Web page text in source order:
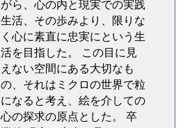
がら、心の内と現実での実践
生活、その歩みより、限りな
く心に素直に忠実にという生
活を目指した。 この目に見
えない空間にある大切なも
の、それはミクロの世界で粒
になると考え、絵を介しての
心の探求の原点とした。 卒